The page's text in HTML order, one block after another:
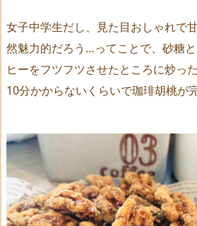
女子中学生だし、見た目おしゃれで
然魅力的だろう…ってことで、砂糖
ヒーをフツフツさせたところに炒っ
10分かからないくらいで珈琲胡桃が